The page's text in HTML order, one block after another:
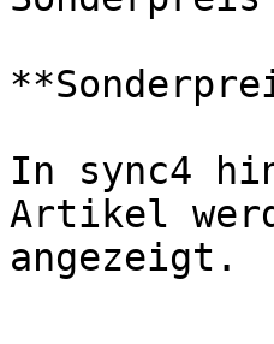
In sync4
Artikel